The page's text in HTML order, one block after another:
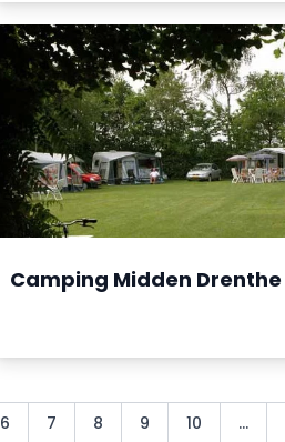
Camping Midden Drenthe
6 7 8 9 10 ...